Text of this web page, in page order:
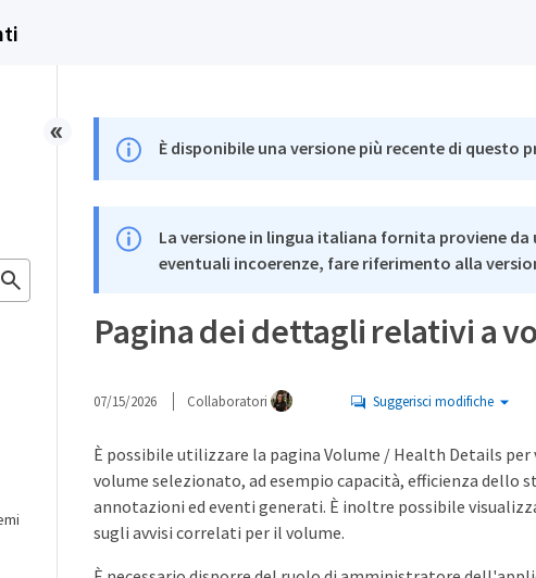
È disponibile una versione più recente di questo
La versione in lingua italiana fornita proviene
eventuali incoerenze, fare riferimento alla
Pagina dei dettagli relativi a
07/15/2026 Collaboratori Suggerisci modifiche
È possibile utilizzare la pagina Volume / Health Details
volume selezionato, ad esempio capacità, efficienza dello
annotazioni ed eventi generati. È inoltre possibile
sugli avvisi correlati per il volume.